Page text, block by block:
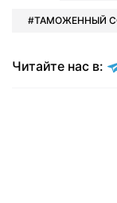
ТАМОЖЕННЫЙ
Читайте нас в: